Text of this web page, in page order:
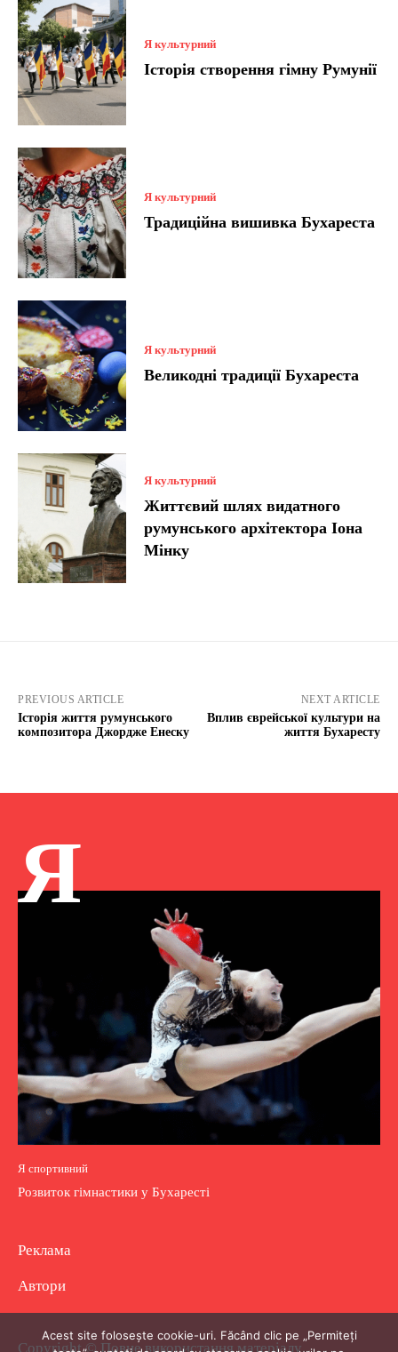
Я культурний
Історія створення гімну Румунії
Я культурний
Традиційна вишивка Бухареста
Я культурний
Великодні традиції Бухареста
Я культурний
Життєвий шлях видатного
румунського архітектора Іона
Мінку
PREVIOUS ARTICLE
Історія життя румунського
композитора Джордже Енеску
NEXT ARTICLE
Вплив єврейської культури на
життя Бухаресту
Я
Я спортивний
Розвиток гімнастики у Бухаресті
Реклама
Автори
Copyright © Повне використання матеріалу
Acest site folosește cookie-uri. Făcând clic pe „Permiteți